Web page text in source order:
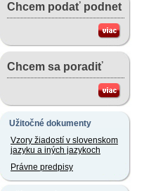
Chcem podať podnet
Chcem sa poradiť
Užitočné dokumenty
Vzory žiadostí v slovenskom
jazyku a iných jazykoch
Právne predpisy